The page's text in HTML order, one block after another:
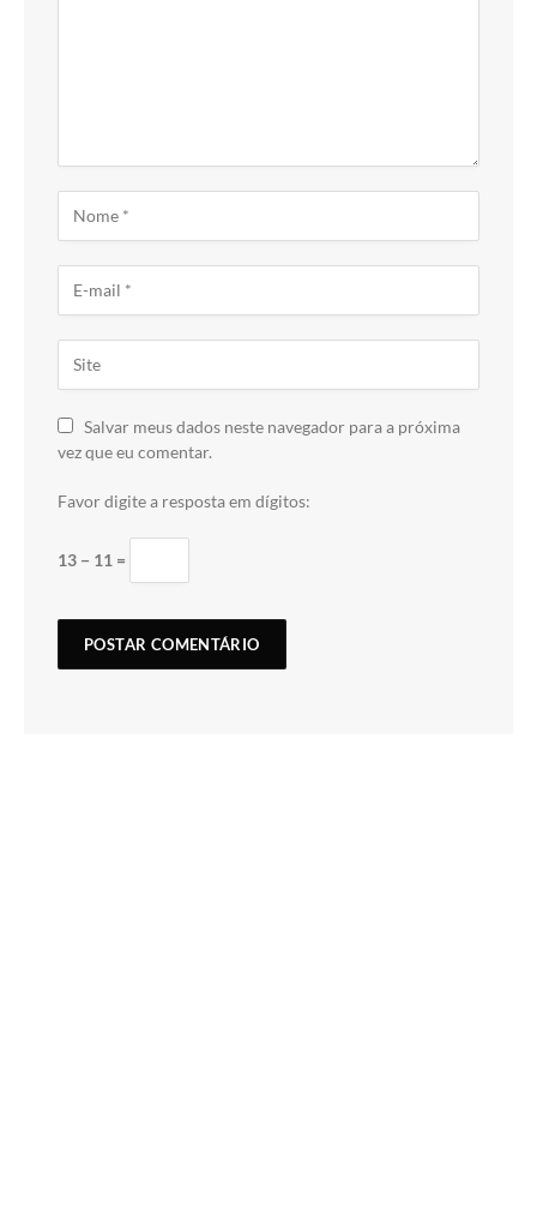
Salvar meus dados neste navegador para a próxima
vez que eu comentar.
Favor digite a resposta em dígitos:
13 − 11 =